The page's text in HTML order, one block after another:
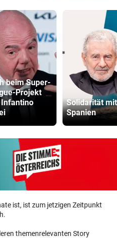
beim Super-
Projekt
Solidarität mit
Spanien
ist, ist zum jetzigen Zeitpunkt
themenrelevanten Story